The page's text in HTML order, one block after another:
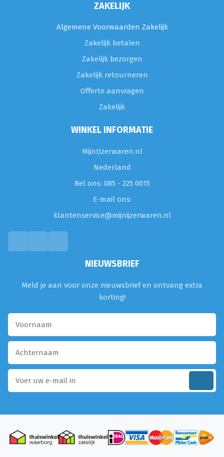
ZAKELIJK
Algemene Voorwaarden Zakelijk
Zakelijk betalen
Zakelijk bezorgen
Zakelijk retourneren
Offerte aanvragen
Zakelijk
WINKEL INFORMATIE
MijnIJzerwaren.nl
Nederland
Bel ons: 085 - 225 0015
E-mail ons:
klantenservice@mijnijzerwaren.nl
NIEUWSBRIEF
Meld je aan voor onze nieuwsbrief en ontvang extra
korting!